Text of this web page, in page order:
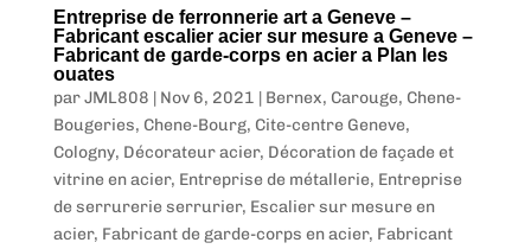
Entreprise de ferronnerie art a Geneve –
Fabricant escalier acier sur mesure a Geneve –
Fabricant de garde-corps en acier a Plan les
ouates
parJML808 | Nov 6, 2021 | Bernex, Carouge, Chene-
Bougeries, Chene-Bourg, Cite-centre Geneve,
Cologny, Décorateur acier, Décoration de façade et
vitrine en acier, Entreprise de métallerie, Entreprise
de serrurerie serrurier, Escalier sur mesure en
acier, Fabricant de garde-corps en acier, Fabricant